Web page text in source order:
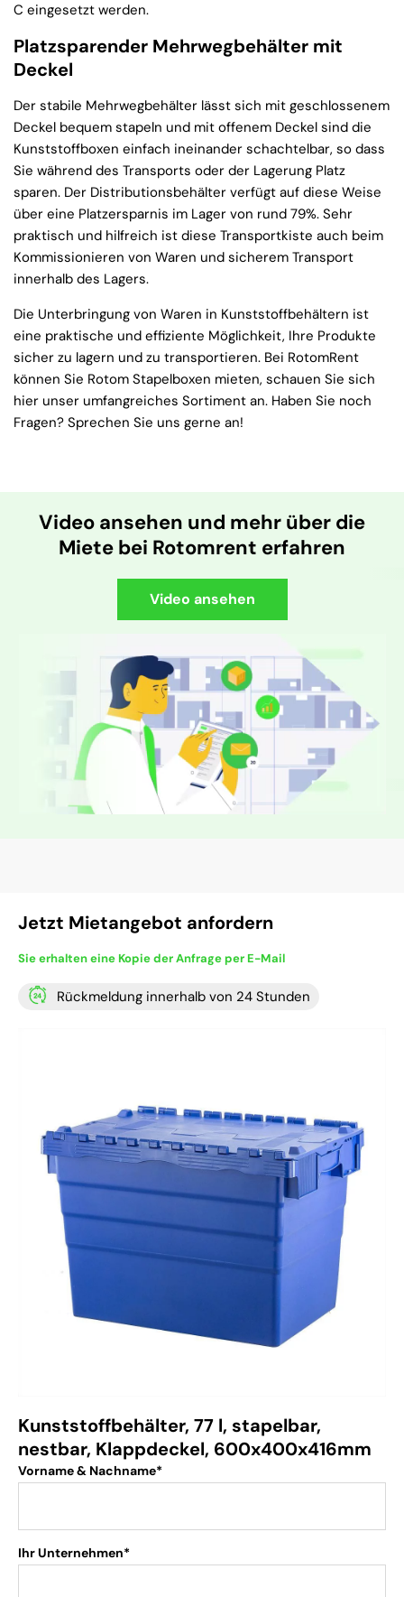
C eingesetzt werden.
Platzsparender Mehrwegbehälter mit
Deckel
Der stabile Mehrwegbehälter lässt sich mit geschlossenem
Deckel bequem stapeln und mit offenem Deckel sind die
Kunststoffboxen einfach ineinander schachtelbar, so dass
Sie während des Transports oder der Lagerung Platz
sparen. Der Distributionsbehälter verfügt auf diese Weise
über eine Platzersparnis im Lager von rund 79%. Sehr
praktisch und hilfreich ist diese Transportkiste auch beim
Kommissionieren von Waren und sicherem Transport
innerhalb des Lagers.
Die Unterbringung von Waren in Kunststoffbehältern ist
eine praktische und effiziente Möglichkeit, Ihre Produkte
sicher zu lagern und zu transportieren. Bei RotomRent
können Sie Rotom Stapelboxen mieten, schauen Sie sich
hier unser umfangreiches Sortiment an. Haben Sie noch
Fragen? Sprechen Sie uns gerne an!
Video ansehen und mehr über die
Miete bei Rotomrent erfahren
Video ansehen
Jetzt Mietangebot anfordern
Sie erhalten eine Kopie der Anfrage per E-Mail
Rückmeldung innerhalb von 24 Stunden
Kunststoffbehälter, 77 l, stapelbar,
nestbar, Klappdeckel, 600x400x416mm
Vorname & Nachname*
Ihr Unternehmen*